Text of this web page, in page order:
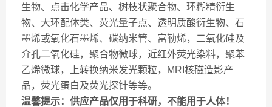
生物、点击化学产品、树枝状聚合物、环糊精衍生
物、大环配体类、荧光量子点、透明质酸衍生物、石
墨烯或氧化石墨烯、碳纳米管、富勒烯，二氧化硅及
介孔二氧化硅，聚合物微球，近红外荧光染料，聚苯
乙烯微球，上转换纳米发光颗粒，MRI核磁造影产
品，荧光蛋白及荧光探针等等。
温馨提示：供应产品仅用于科研，不能用于人体！